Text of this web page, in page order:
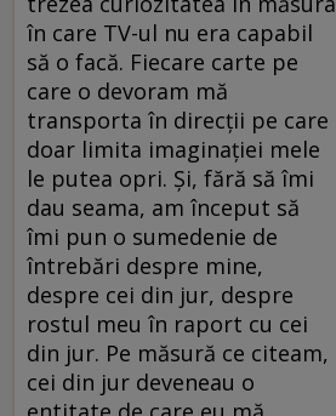
în care TV-ul nu era capabil
să o facă. Fiecare carte pe
care o devoram mă
transporta în direcții pe care
doar limita imaginației mele
le putea opri. Și, fără să îmi
dau seama, am început să
îmi pun o sumedenie de
întrebări despre mine,
despre cei din jur, despre
rostul meu în raport cu cei
din jur. Pe măsură ce citeam,
cei din jur deveneau o